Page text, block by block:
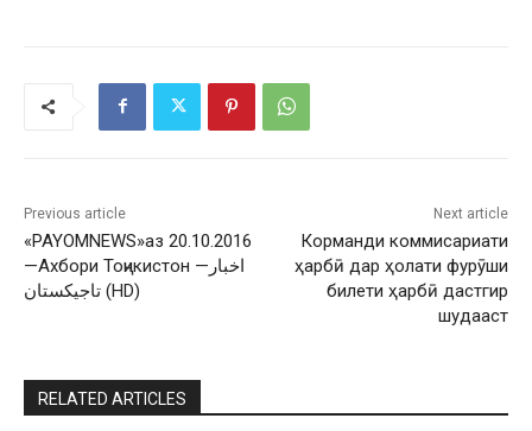
Previous article
«PAYOMNEWS»аз 20.10.2016
—Ахбори Тоҷикистон —اخبار
تاجيكستان (HD)
Next article
Корманди коммисариати
ҳарбӣ дар ҳолати фурӯши
билети ҳарбӣ дастгир
шудааст
RELATED ARTICLES